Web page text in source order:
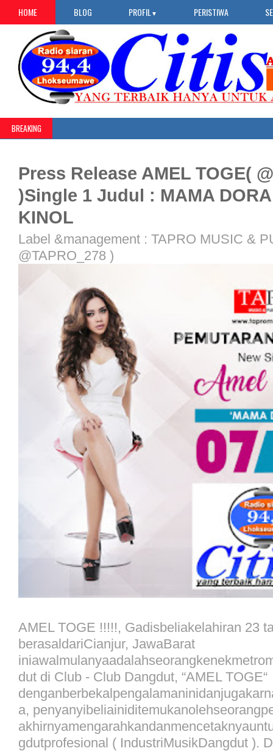
HOME BLOG PROFIL ▼ PERISTIWA
BREAKING
Press Release AMEL TOGE(
)Single 1 Judul : MAMA
KINOL
Label &management : TAPRO MUSIC &
@TAPRO_278 )
AMEL TOGE !!!!!, Gadisbeliakelahiran 23
berasaldariCianjur, JawaBarat
dut di Club - Club Dangdut, “AMEL TOGE“
a,
gdutprofesional ( IndustriMusikDangdut ).